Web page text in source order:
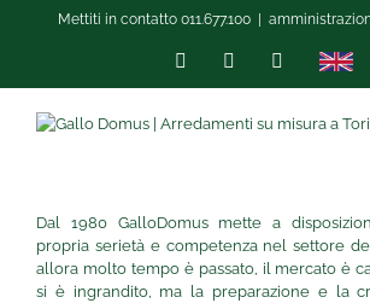
Mettiti in contatto 011.677.100
FacebookInstagramLinkedIn
English
Dal 1980 GalloDomus mette a
propria serietà e competenza nel settore
allora molto tempo è passato, il mercato è
si è ingrandito, ma la preparazione e la